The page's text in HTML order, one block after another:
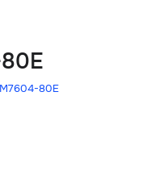
80E